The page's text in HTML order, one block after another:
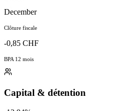
December
Clôture fiscale
-0,85 CHF
BPA 12 mois
Capital & détention